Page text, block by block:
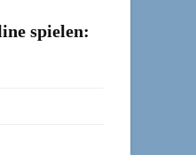
spielen: